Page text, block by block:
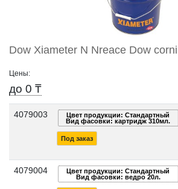
Dow Xiameter N Nreace Dow
Цены:
до 0 ₸
4079003
Цвет продукции: Стандартный
Вид фасовки: картридж 310мл.
Под заказ
4079004
Цвет продукции: Стандартный
Вид фасовки: ведро 20л.